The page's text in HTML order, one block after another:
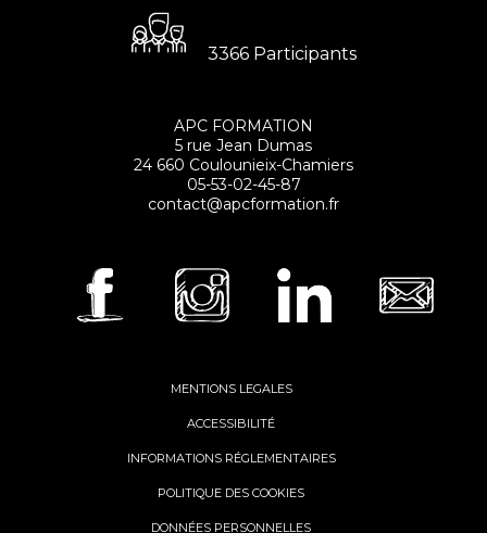
3366 Participants
APC FORMATION
5 rue Jean Dumas
24 660 Coulounieix-Chamiers
05-53-02-45-87
contact@apcformation.fr
MENTIONS LEGALES
ACCESSIBILITÉ
INFORMATIONS RÉGLEMENTAIRES
POLITIQUE DES COOKIES
DONNÉES PERSONNELLES